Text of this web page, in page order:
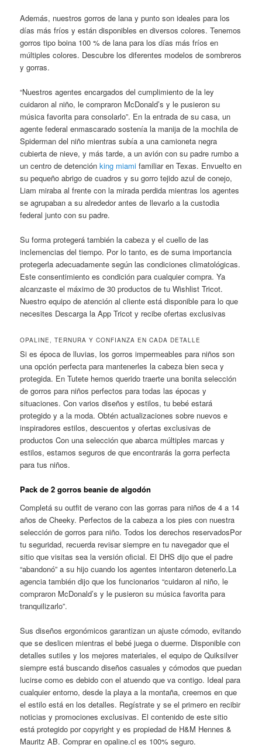
Además, nuestros gorros de lana y punto son ideales para los
días más fríos y están disponibles en diversos colores. Tenemos
gorros tipo boina 100 % de lana para los días más fríos en
múltiples colores. Descubre los diferentes modelos de sombreros
y gorras.
“Nuestros agentes encargados del cumplimiento de la ley
cuidaron al niño, le compraron McDonald’s y le pusieron su
música favorita para consolarlo”. En la entrada de su casa, un
agente federal enmascarado sostenía la manija de la mochila de
Spiderman del niño mientras subía a una camioneta negra
cubierta de nieve, y más tarde, a un avión con su padre rumbo a
un centro de detenciónking miami familiar en Texas. Envuelto en
su pequeño abrigo de cuadros y su gorro tejido azul de conejo,
Liam miraba al frente con la mirada perdida mientras los agentes
se agrupaban a su alrededor antes de llevarlo a la custodia
federal junto con su padre.
Su forma protegerá también la cabeza y el cuello de las
inclemencias del tiempo. Por lo tanto, es de suma importancia
protegerla adecuadamente según las condiciones climatológicas.
Este consentimiento es condición para cualquier compra. Ya
alcanzaste el máximo de 30 productos de tu Wishlist Tricot.
Nuestro equipo de atención al cliente está disponible para lo que
necesites Descarga la App Tricot y recibe ofertas exclusivas
OPALINE, TERNURA Y CONFIANZA EN CADA DETALLE
Si es época de lluvias, los gorros impermeables para niños son
una opción perfecta para mantenerles la cabeza bien seca y
protegida. En Tutete hemos querido traerte una bonita selección
de gorros para niños perfectos para todas las épocas y
situaciones. Con varios diseños y estilos, tu bebé estará
protegido y a la moda. Obtén actualizaciones sobre nuevos e
inspiradores estilos, descuentos y ofertas exclusivas de
productos Con una selección que abarca múltiples marcas y
estilos, estamos seguros de que encontrarás la gorra perfecta
para tus niños.
Pack de 2 gorros beanie de algodón
Completá su outfit de verano con las gorras para niños de 4 a 14
años de Cheeky. Perfectos de la cabeza a los pies con nuestra
selección de gorros para niño. Todos los derechos reservadosPor
tu seguridad, recuerda revisar siempre en tu navegador que el
sitio que visitas sea la versión oficial. El DHS dijo que el padre
“abandonó” a su hijo cuando los agentes intentaron detenerlo.La
agencia también dijo que los funcionarios “cuidaron al niño, le
compraron McDonald’s y le pusieron su música favorita para
tranquilizarlo”.
Sus diseños ergonómicos garantizan un ajuste cómodo, evitando
que se deslicen mientras el bebé juega o duerme. Disponible con
detalles sutiles y los mejores materiales, el equipo de Quiksilver
siempre está buscando diseños casuales y cómodos que puedan
lucirse como es debido con el atuendo que va contigo. Ideal para
cualquier entorno, desde la playa a la montaña, creemos en que
el estilo está en los detalles. Regístrate y se el primero en recibir
noticias y promociones exclusivas. El contenido de este sitio
está protegido por copyright y es propiedad de H&M Hennes &
Mauritz AB. Comprar en opaline.cl es 100% seguro.